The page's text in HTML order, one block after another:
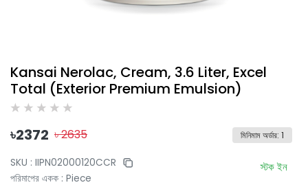
Kansai Nerolac, Cream, 3.6 Liter, Excel
Total (Exterior Premium Emulsion)
৳2372 ৳2635 মিনিমাম অর্ডার: 1
SKU : IIPN02000120CCR
পরিমাপের একক : Piece
স্টক ইন